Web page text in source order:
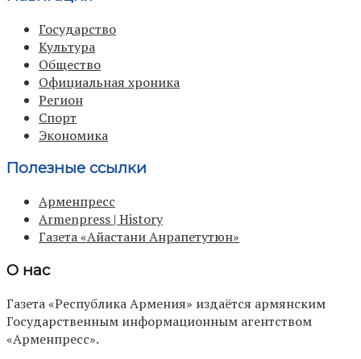
Государство
Культура
Общество
Официальная хроника
Регион
Спорт
Экономика
Полезные ссылки
Арменпресс
Armenpress | History
Газета «Айастани Анрапетутюн»
О нас
Газета «Республика Армения» издаётся армянским
Государственным информационным агентством
«Арменпресс».